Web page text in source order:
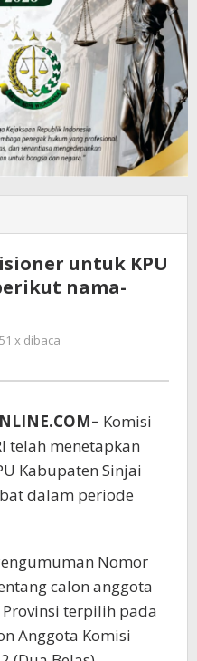
untuk KPU
nama-
x dibaca
Komisi
telah menetapkan
Kabupaten Sinjai
dalam periode
Nomor
calon anggota
terpilih pada
Anggota Komisi